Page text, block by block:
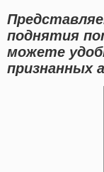
поднятия
можете
признанных